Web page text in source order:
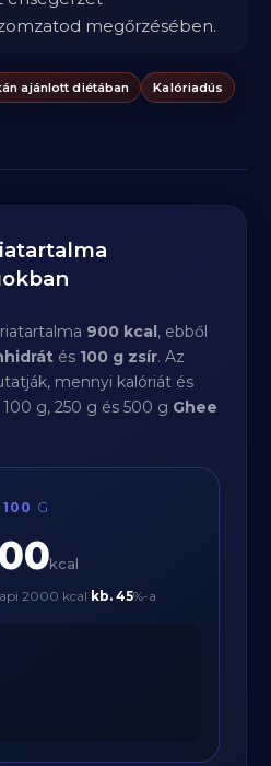
megőrzésében.
ajánlott diétában
Kalóriadús
900 kcal, ebből
és 100 g zsír. Az
mennyi kalóriát és
g, 250 g és 500 g Ghee
100 G
kcal
2000 kcal kb. 45%-a